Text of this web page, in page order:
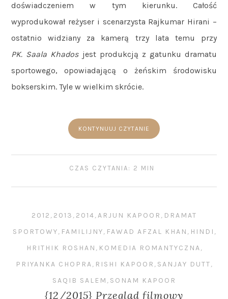
doświadczeniem w tym kierunku. Całość
wyprodukował reżyser i scenarzysta Rajkumar Hirani –
ostatnio widziany za kamerą trzy lata temu przy
PK. Saala Khados jest produkcją z gatunku dramatu
sportowego, opowiadającą o żeńskim środowisku
bokserskim. Tyle w wielkim skrócie.
KONTYNUUJ CZYTANIE
CZAS CZYTANIA: 2 MIN
2012 , 2013 , 2014,ARJUN KAPOOR , DRAMAT
SPORTOWY, FAMILIJNY, FAWAD AFZAL KHAN , HINDI ,
HRITHIK ROSHAN , KOMEDIA ROMANTYCZNA,
PRIYANKA CHOPRA, RISHI KAPOOR , SANJAY DUTT,
SAQIB SALEM , SONAM KAPOOR
{12/2015} Przegląd filmowy